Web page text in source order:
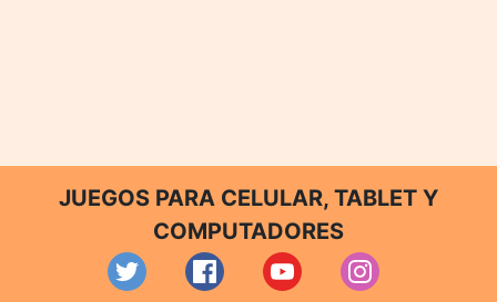
JUEGOS PARA CELULAR, TABLET Y
COMPUTADORES